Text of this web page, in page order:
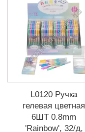
L0120 Ручка
гелевая цветная
6ШТ 0.8mm
'Rainbow', 32/д,